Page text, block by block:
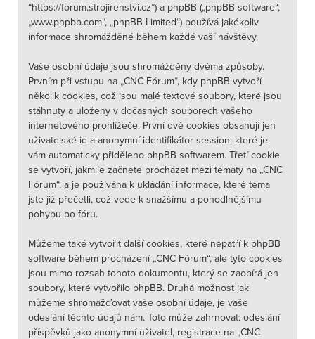
“https://forum.strojirenstvi.cz”) a phpBB („phpBB software“,
„www.phpbb.com“, „phpBB Limited“) používá jakékoliv
informace shromážděné během každé vaší návštěvy.
Vaše osobní údaje jsou shromážděny dvěma způsoby.
Prvním při vstupu na „CNC Fórum“, kdy phpBB vytvoří
několik cookies, což jsou malé textové soubory, které jsou
stáhnuty a uloženy v dočasných souborech vašeho
internetového prohlížeče. První dvě cookies obsahují jen
uživatelské-id a anonymní identifikátor session, které je
vám automaticky přiděleno phpBB softwarem. Třetí cookie
se vytvoří, jakmile začnete procházet mezi tématy na „CNC
Fórum“, a je používána k ukládání informace, které téma
jste již přečetli, což vede k snažšímu a pohodlnějšímu
pohybu po fóru.
Můžeme také vytvořit další cookies, které nepatří k phpBB
software během procházení „CNC Fórum“, ale tyto cookies
jsou mimo rozsah tohoto dokumentu, který se zaobírá jen
soubory, které vytvořilo phpBB. Druhá možnost jak
můžeme shromažďovat vaše osobní údaje, je vaše
odeslání těchto údajů nám. Toto může zahrnovat: odeslání
příspěvků jako anonymní uživatel, registrace na „CNC